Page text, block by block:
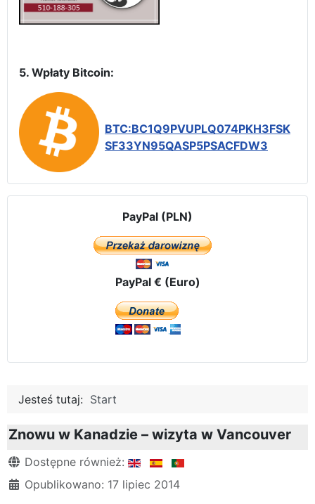
5. Wpłaty Bitcoin:
BTC:BC1Q9PVUPLQ074PKH3FSK
SF33YN95QASP5PSACFDW3
PayPal (PLN)
PayPal € (Euro)
Jesteś tutaj: Start
Znowu w Kanadzie – wizyta w Vancouver
Szczegóły
Dostępne również:
Opublikowano: 17 lipiec 2014